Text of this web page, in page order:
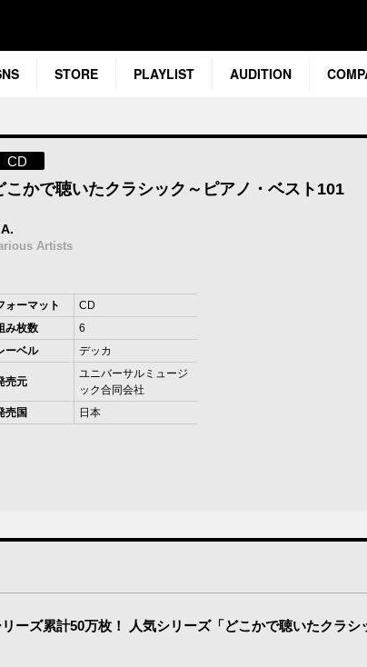
STORE PLAYLIST AUDITION
CD
こかで聴いたクラシック～ピアノ・ベスト101
Artists
ォーマット
CD
み枚数
6
ーベル
デッカ
売元
ユニバーサルミュージ
ック合同会社
売国
日本
ーズ累計50万枚！ 人気シリーズ「どこかで聴いたクラシ